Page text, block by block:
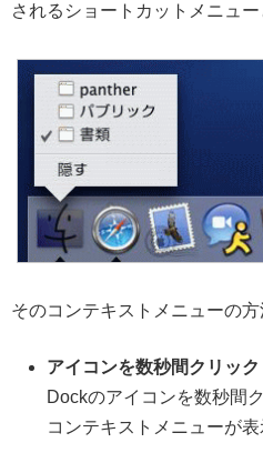
されるショートカットメニュー
そのコンテキストメニューの方
アイコンを数秒間クリック
Dockのアイコンを数秒間
コンテキストメニューが表